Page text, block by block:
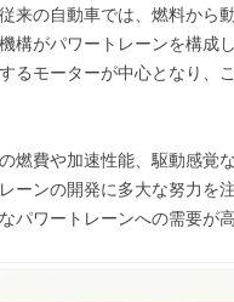
来の自動車では、燃料から
構がパワートレーンを構成
るモーターが中心となり、
燃費や加速性能、駆動感覚
ーンの開発に多大な努力を
パワートレーンへの需要が高